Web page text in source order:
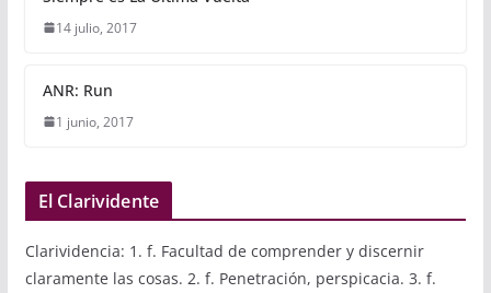
14 julio, 2017
ANR: Run
1 junio, 2017
El Clarividente
Clarividencia: 1. f. Facultad de comprender y discernir
claramente las cosas. 2. f. Penetración, perspicacia. 3. f.